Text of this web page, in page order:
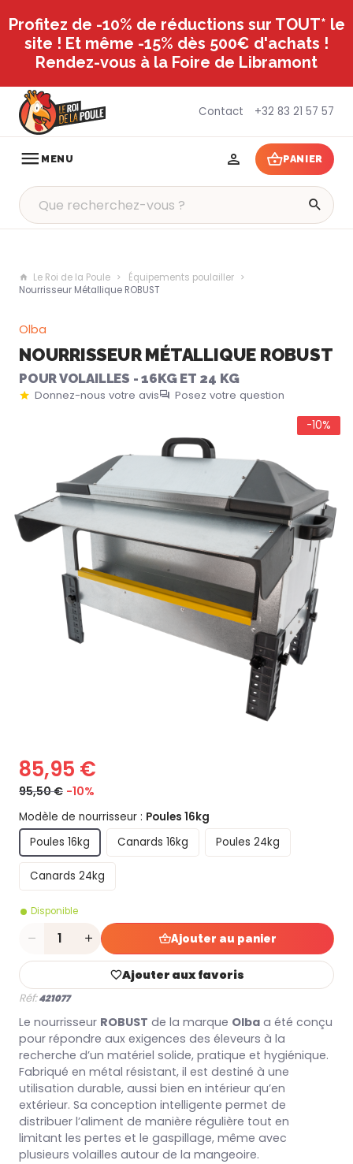
Profitez de -10% de réductions sur TOUT* le
site ! Et même -15% dès 500€ d'achats !
Rendez-vous à la Foire de Libramont
Contact +32 83 21 57 57
MENU PANIER
Le Roi de la Poule
Équipements poulailler
Nourrisseur Métallique ROBUST
Olba
NOURRISSEUR MÉTALLIQUE ROBUST
POUR VOLAILLES - 16KG ET 24 KG
Donnez-nous votre avis
Posez votre question
-10%
85,95 €
95,50 € -10%
Modèle de nourrisseur : Poules 16kg
Poules 16kg
Canards 16kg Poules 24kg
Canards 24kg
Disponible
Quantité Ajouter au panier
Ajouter aux favoris
Réf:421077
Le nourrisseur ROBUST de la marque Olba a été conçu
pour répondre aux exigences des éleveurs à la
recherche d’un matériel solide, pratique et hygiénique.
Fabriqué en métal résistant, il est destiné à une
utilisation durable, aussi bien en intérieur qu’en
extérieur. Sa conception intelligente permet de
distribuer l’aliment de manière régulière tout en
limitant les pertes et le gaspillage, même avec
plusieurs volailles autour de la mangeoire.